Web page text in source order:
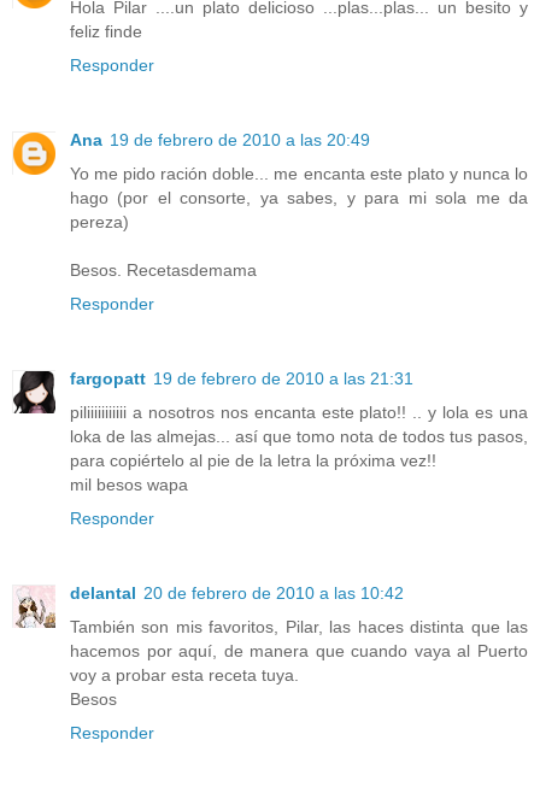
Hola Pilar ....un plato delicioso ...plas...plas... un besito y
feliz finde
Responder
Ana 19 de febrero de 2010 a las 20:49
Yo me pido ración doble... me encanta este plato y nunca lo
hago (por el consorte, ya sabes, y para mi sola me da
pereza)
Besos. Recetasdemama
Responder
fargopatt 19 de febrero de 2010 a las 21:31
piliiiiiiiiiii a nosotros nos encanta este plato!! .. y lola es una
loka de las almejas... así que tomo nota de todos tus pasos,
para copiértelo al pie de la letra la próxima vez!!
mil besos wapa
Responder
delantal 20 de febrero de 2010 a las 10:42
También son mis favoritos, Pilar, las haces distinta que las
hacemos por aquí, de manera que cuando vaya al Puerto
voy a probar esta receta tuya.
Besos
Responder